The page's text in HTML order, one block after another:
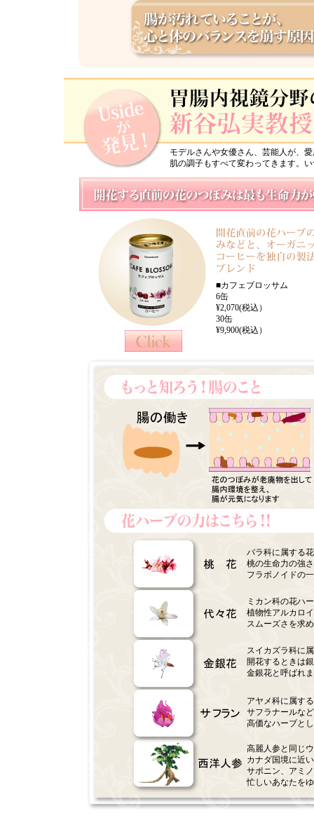
モデルさんや女優さん、芸能人が、
肌の調子もすべて変わってきます。
■カフェブロッサム
6缶
¥2,070(税込）
30缶
¥9,900(税込）
バラ科に属する
桃の生命力の強
フラボノイドの
ミカン科の花ハ
植物性アルカロ
スムーズさを求
スイカズラ科に
開花するときは
金銀花と呼ばれ
高麗人参と同じ
カナダ国境に近
サポニン、アミ
忙しいあなたを
アヤメ科に属す
サフラナールな
高価なハーブと